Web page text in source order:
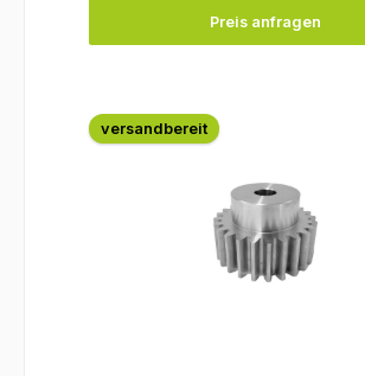
Preis anfragen
versandbereit